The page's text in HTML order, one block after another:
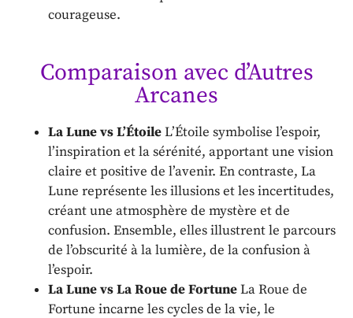
courageuse.
Comparaison avec d’Autres
Arcanes
La Lune vs L’ÉtoileL’Étoile symbolise l’espoir,
l’inspiration et la sérénité, apportant une vision
claire et positive de l’avenir. En contraste, La
Lune représente les illusions et les incertitudes,
créant une atmosphère de mystère et de
confusion. Ensemble, elles illustrent le parcours
de l’obscurité à la lumière, de la confusion à
l’espoir.
La Lune vs La Roue de FortuneLa Roue de
Fortune incarne les cycles de la vie, le